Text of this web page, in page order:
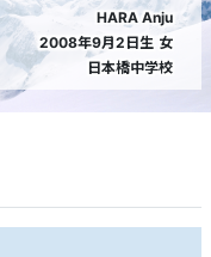
HARA Anju
2008年9月2日生 女
日本橋中学校